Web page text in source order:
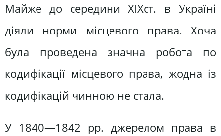
Майже до середини XIXст. в Україні
діяли норми місцевого права. Хоча
була проведена значна робота по
кодифікації місцевого права, жодна із
кодифікацій чинною не стала.
У 1840—1842 pp. джерелом права в